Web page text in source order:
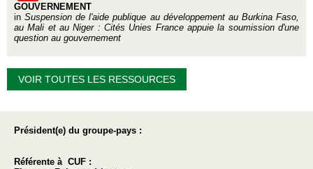
GOUVERNEMENT
inSuspension de l'aide publique au développement au Burkina Faso,
au Mali et au Niger : Cités Unies France appuie la soumission d'une
question au gouvernement
VOIR TOUTES LES RESSOURCES
Président(e) du groupe-pays :
Référente à CUF :